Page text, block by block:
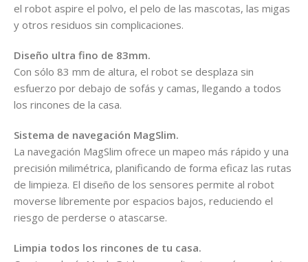
el robot aspire el polvo, el pelo de las mascotas, las migas
y otros residuos sin complicaciones.
Diseño ultra fino de 83mm.
Con sólo 83 mm de altura, el robot se desplaza sin
esfuerzo por debajo de sofás y camas, llegando a todos
los rincones de la casa.
Sistema de navegación MagSlim.
La navegación MagSlim ofrece un mapeo más rápido y una
precisión milimétrica, planificando de forma eficaz las rutas
de limpieza. El diseño de los sensores permite al robot
moverse libremente por espacios bajos, reduciendo el
riesgo de perderse o atascarse.
Limpia todos los rincones de tu casa.